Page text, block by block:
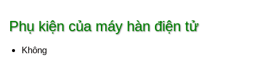
Phụ kiện của máy hàn điện tử
Không